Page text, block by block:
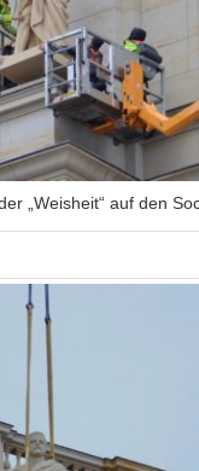
„Weisheit“ auf den